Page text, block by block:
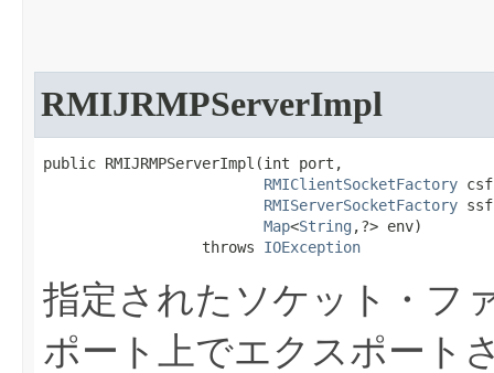
RMIJRMPServerImpl
public RMIJRMPServerImpl​(int port,
RMIClientSocketFactory
RMIServerSocketFactory
Map<String ,?> env)
                  throws
IOException
指定されたソケット・フ
ポート上でエクスポート